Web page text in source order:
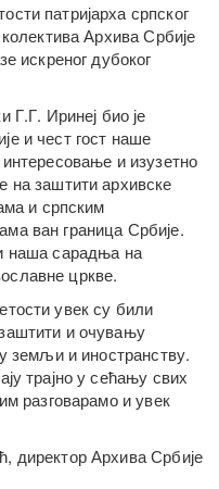
патријарха српског
Архива Србије
искреног дубоког
Г.Г. Иринеј био је
и чест гост наше
и изузетно
на заштити архивске
и српским
ван граница Србије.
наша сарадња на
цркве.
увек су били
и очувању
земљи и иностранству.
трајно у сећању свих
разговарамо и увек
директор Архива Србије